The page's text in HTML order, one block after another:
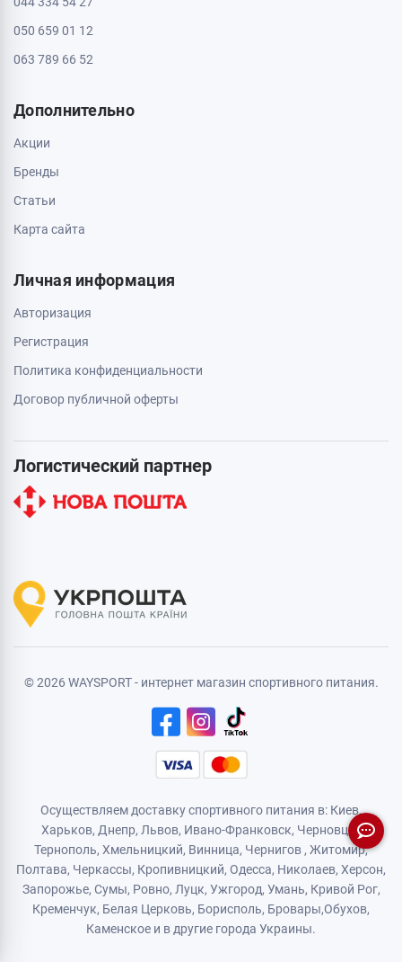
050 659 01 12
063 789 66 52
Дополнительно
Акции
Бренды
Статьи
Карта сайта
Личная информация
Авторизация
Регистрация
Политика конфиденциальности
Договор публичной оферты
Логистический партнер
© 2026 WAYSPORT - интернет магазин спортивного питания.
Осуществляем доставку спортивного питания в: Киев,
Харьков, Днепр, Львов, Ивано-Франковск, Черновцы,
Тернополь, Хмельницкий, Винница, Чернигов , Житомир,
Полтава, Черкассы, Кропивницкий, Одесса, Николаев, Херсон,
Запорожье, Сумы, Ровно, Луцк, Ужгород, Умань, Кривой Рог,
Кременчук, Белая Церковь, Борисполь, Бровары,Обухов,
Каменское и в другие города Украины.